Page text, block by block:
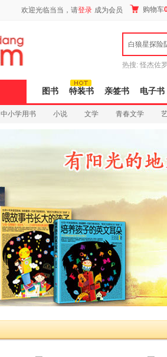
欢迎光临当当，请登录 成为会员 购物车
白狼星探险
热搜: 怪杰佐
图书 特装书 亲签书 电子书
中小学用书 小说 文学 青春文学